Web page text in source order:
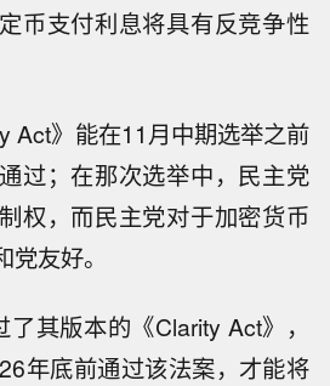
币支付利息将具有反竞争性
Act》能在11月中期选举之前
过；在那次选举中，民主党
权，而民主党对于加密货币
友好。
其版本的《Clarity Act》，
年底前通过该法案，才能将